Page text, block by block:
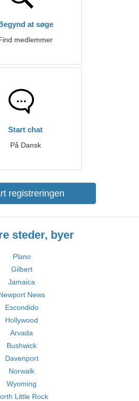
at søge
medlemmer
Start chat
På Dansk
registreringen
steder, byer
Plano
Gilbert
Jamaica
News
Escondido
Hollywood
Arvada
Bushwick
Davenport
Norwalk
Wyoming
Little Rock